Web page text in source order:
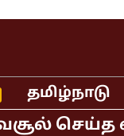
தமிழ்நாடு
செய்த